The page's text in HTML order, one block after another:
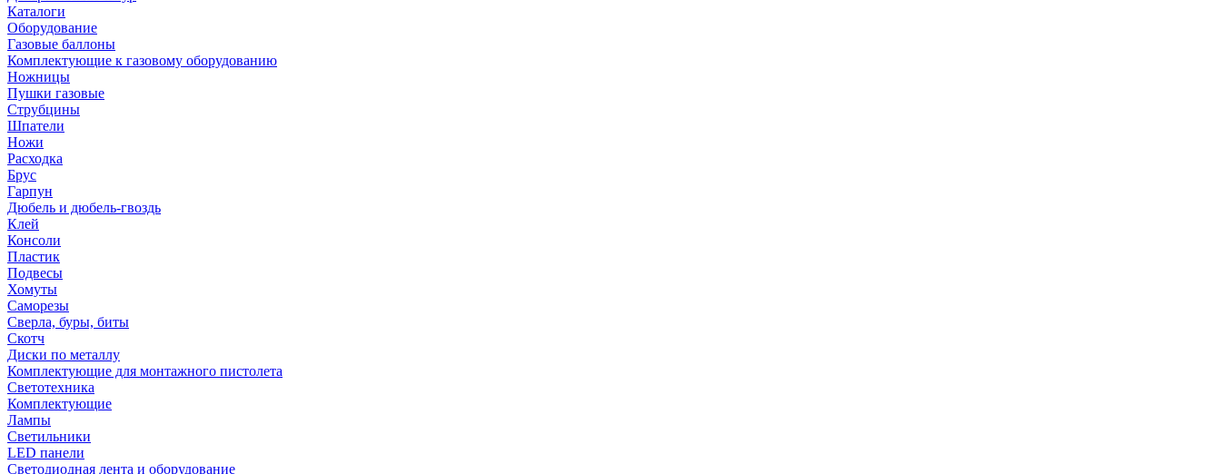
Каталоги
Оборудование
Газовые баллоны
Комплектующие к газовому оборудованию
Ножницы
Пушки газовые
Струбцины
Шпатели
Ножи
Расходка
Брус
Гарпун
Дюбель и дюбель-гвоздь
Клей
Консоли
Пластик
Подвесы
Хомуты
Саморезы
Сверла, буры, биты
Скотч
Диски по металлу
Комплектующие для монтажного пистолета
Светотехника
Комплектующие
Лампы
Светильники
LED панели
Светодиодная лента и оборудование